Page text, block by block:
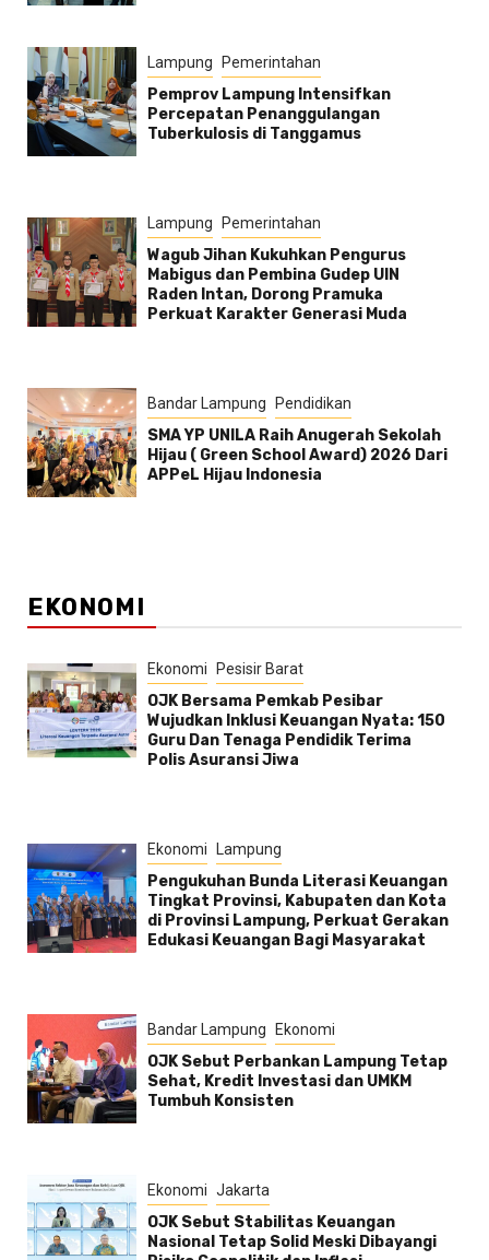
Lampung Pemerintahan
Pemprov Lampung Intensifkan
Percepatan Penanggulangan
Tuberkulosis di Tanggamus
Lampung Pemerintahan
Wagub Jihan Kukuhkan Pengurus
Mabigus dan Pembina Gudep UIN
Raden Intan, Dorong Pramuka
Perkuat Karakter Generasi Muda
Bandar Lampung Pendidikan
SMA YP UNILA Raih Anugerah Sekolah
Hijau ( Green School Award) 2026 Dari
APPeL Hijau Indonesia
EKONOMI
Ekonomi Pesisir Barat
OJK Bersama Pemkab Pesibar
Wujudkan Inklusi Keuangan Nyata: 150
Guru Dan Tenaga Pendidik Terima
Polis Asuransi Jiwa
Ekonomi Lampung
Pengukuhan Bunda Literasi Keuangan
Tingkat Provinsi, Kabupaten dan Kota
di Provinsi Lampung, Perkuat Gerakan
Edukasi Keuangan Bagi Masyarakat
Bandar Lampung Ekonomi
OJK Sebut Perbankan Lampung Tetap
Sehat, Kredit Investasi dan UMKM
Tumbuh Konsisten
Ekonomi Jakarta
OJK Sebut Stabilitas Keuangan
Nasional Tetap Solid Meski Dibayangi